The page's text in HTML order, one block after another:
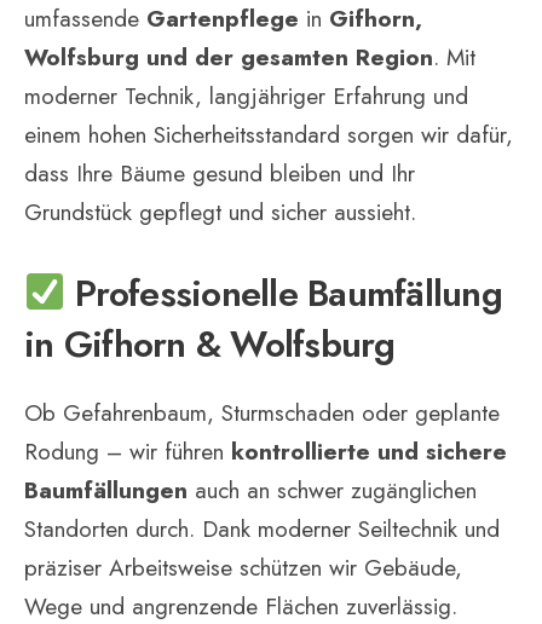
umfassende Gartenpflege in Gifhorn,
Wolfsburg und der gesamten Region. Mit
moderner Technik, langjähriger Erfahrung und
einem hohen Sicherheitsstandard sorgen wir dafür,
dass Ihre Bäume gesund bleiben und Ihr
Grundstück gepflegt und sicher aussieht.
Professionelle Baumfällung
in Gifhorn & Wolfsburg
Ob Gefahrenbaum, Sturmschaden oder geplante
Rodung – wir führen kontrollierte und sichere
Baumfällungen auch an schwer zugänglichen
Standorten durch. Dank moderner Seiltechnik und
präziser Arbeitsweise schützen wir Gebäude,
Wege und angrenzende Flächen zuverlässig.